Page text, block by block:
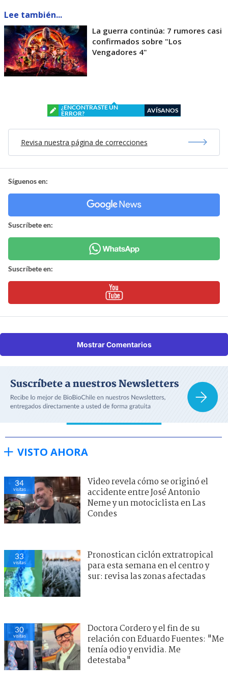
Lee también...
La guerra continúa: 7 rumores casi
confirmados sobre "Los
Vengadores 4"
¿ENCONTRASTE UN
ERROR?
AVÍSANOS
Revisa nuestra página de correcciones
Síguenos en:
Suscríbete en:
Suscríbete en:
Mostrar Comentarios
VISTO AHORA
34
visitas
Video revela cómo se originó el
accidente entre José Antonio
Neme y un motociclista en Las
Condes
33
visitas
Pronostican ciclón extratropical
para esta semana en el centro y
sur: revisa las zonas afectadas
30
visitas
Doctora Cordero y el fin de su
relación con Eduardo Fuentes: "Me
tenía odio y envidia. Me
detestaba"